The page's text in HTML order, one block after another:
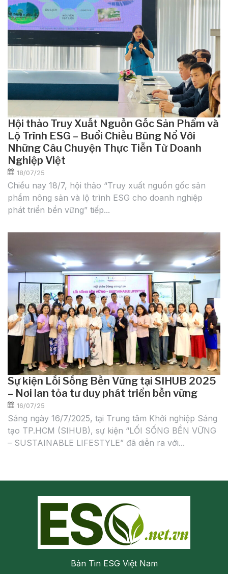
Hội thảo Truy Xuất Nguồn Gốc Sản Phẩm và
Lộ Trình ESG – Buổi Chiều Bùng Nổ Với
Những Câu Chuyện Thực Tiễn Từ Doanh
Nghiệp Việt
18/07/25
Chiều nay 18/7, hội thảo “Truy xuất nguồn gốc sản
phẩm nông sản và lộ trình ESG cho doanh nghiệp
phát triển bền vững” tiếp...
Sự kiện Lối Sống Bền Vững tại SIHUB 2025
– Nơi lan tỏa tư duy phát triển bền vững
16/07/25
Sáng ngày 16/7/2025, tại Trung tâm Khởi nghiệp Sáng
tạo TP.HCM (SIHUB), sự kiện “LỐI SỐNG BỀN VỮNG
– SUSTAINABLE LIFESTYLE” đã diễn ra với...
Bản Tin ESG Việt Nam